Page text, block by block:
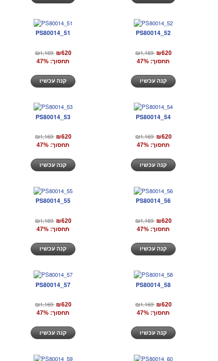
PS80014_51
₪1,169 ₪620
תחסוך: 47%
PS80014_52
₪1,169 ₪620
תחסוך: 47%
PS80014_53
₪1,169 ₪620
תחסוך: 47%
PS80014_54
₪1,169 ₪620
תחסוך: 47%
PS80014_55
₪1,169 ₪620
תחסוך: 47%
PS80014_56
₪1,169 ₪620
תחסוך: 47%
PS80014_57
₪1,169 ₪620
תחסוך: 47%
PS80014_58
₪1,169 ₪620
תחסוך: 47%